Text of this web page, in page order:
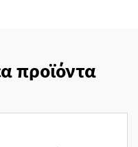
προϊόντα